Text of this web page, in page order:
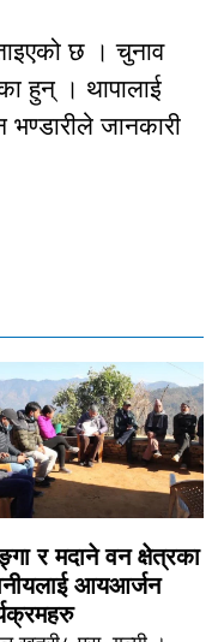
छ । चुनाव
हुन् । थापालाई
भण्डारीले जानकारी
र मदाने वन क्षेत्रका
आयआर्जन